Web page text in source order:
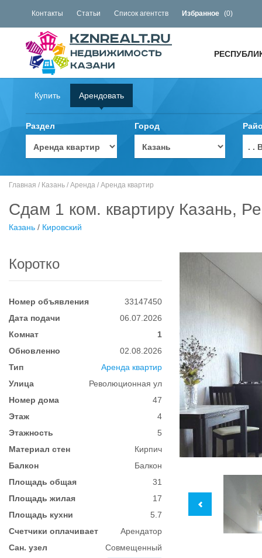
Контакты Статьи Список агентств Избранное (0)
Купить Арендовать
Раздел Город
. .
Главная / Казань / Аренда / Аренда квартир
Сдам 1 ком. квартиру Казань,
Казань / Кировский
Коротко
Номер объявления
33147450
Дата подачи
06.07.2026
Комнат
1
Обновленно
02.08.2026
Тип
Аренда квартир
Улица
Революционная ул
Номер дома
47
Этаж
4
Этажность
5
Материал стен
Кирпич
Балкон
Балкон
Площадь общая
31
Площадь жилая
17
Площадь кухни
5.7
Счетчики оплачивает
Арендатор
Сан. узел
Совмещенный